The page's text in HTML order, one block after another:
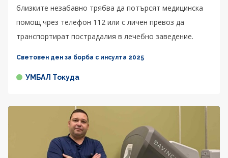
близките незабавно трябва да потърсят медицинска
помощ чрез телефон 112 или с личен превоз да
транспортират пострадалия в лечебно заведение.
Световен ден за борба с инсулта 2025
УМБАЛ Токуда